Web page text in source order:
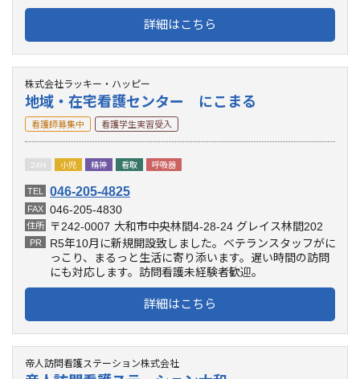
詳細はこちら
株式会社ラッキー・ハッピー
地域・在宅看護センター にこまる
看護師募集中 看護学生実習受入
24H 小児 精神 看取 呼吸器
TEL 046-205-4825
FAX 046-205-4830
住所 〒242-0007 大和市中央林間4-28-24 グレイス林間202
PR
R5年10月に新規開設致しました。ベテランスタッフがに
っこり、まるっと生活に寄り添います。遅い時間の訪問
にも対応します。訪問看護未経験者歓迎。
詳細はこちら
帝人訪問看護ステーション株式会社